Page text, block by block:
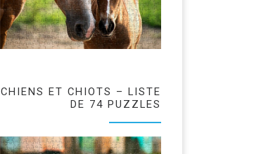
CHIENS ET CHIOTS – LISTE
DE 74 PUZZLES